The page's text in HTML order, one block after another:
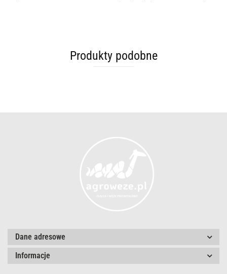
Produkty podobne
Dane adresowe
Informacje